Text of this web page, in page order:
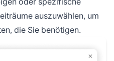
auszuwählen, um
die Sie benötigen.